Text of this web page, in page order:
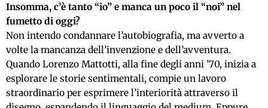
Insomma, c’è tanto “io” e manca un poco il “noi” nel
fumetto di oggi?
Non intendo condannare l’autobiografia, ma avverto a
volte la mancanza dell’invenzione e dell’avventura.
Quando Lorenzo Mattotti, alla fine degli anni ’70, inizia a
esplorare le storie sentimentali, compie un lavoro
straordinario per esprimere l’interiorità attraverso il